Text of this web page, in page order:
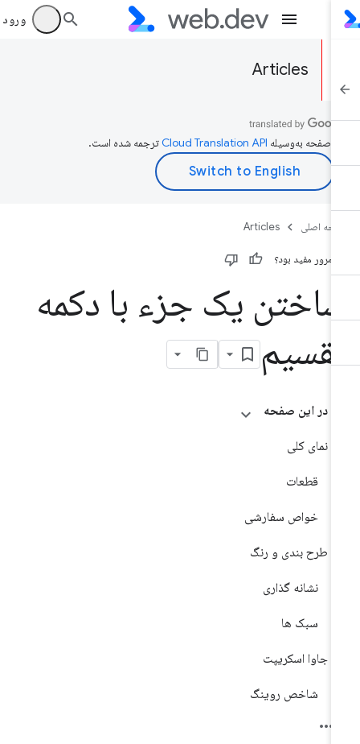
ورود به
Articles
صفحه به‌وسیله ترجمه شده است.
اصلی Articles
مرور مفید بود؟
یک جزء با دکمه
در این صفحه
نمای کلی
قطعات
خواص سفارشی
طرح بندی و رنگ
نشانه گذاری
سبک ها
جاوا اسکریپت
شاخص روینگ